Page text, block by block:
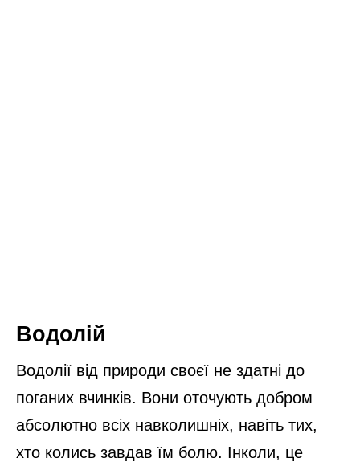
Водолій
Водолії від природи своєї не здатні до
поганих вчинків. Вони оточують добром
абсолютно всіх навколишніх, навіть тих,
хто колись завдав їм болю. Інколи, це